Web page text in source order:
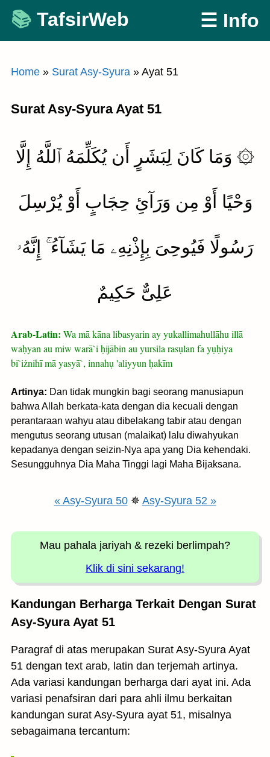
Skip
content
TafsirWeb ☰ Info
Home » Surat Asy-Syura » Ayat 51
Surat Asy-Syura Ayat 51
۞ وَمَا كَانَ لِبَشَرٍ أَن يُكَلِّمَهُ ٱللَّهُ إِلَّا
وَحْيًا أَوْ مِن وَرَآئِ حِجَابٍ أَوْ يُرْسِلَ
رَسُولًا فَيُوحِىَ بِإِذْنِهِۦ مَا يَشَآءُ ۚ إِنَّهُۥ
عَلِىٌّ حَكِيمٌ
Arab-Latin: Wa mā kāna libasyarin ay yukallimahullāhu illā
waḥyan au miw warā`i ḥijābin au yursila rasụlan fa yụḥiya
bi`iżnihī mā yasyā`, innahụ 'aliyyun ḥakīm
Artinya: Dan tidak mungkin bagi seorang manusiapun
bahwa Allah berkata-kata dengan dia kecuali dengan
perantaraan wahyu atau dibelakang tabir atau dengan
mengutus seorang utusan (malaikat) lalu diwahyukan
kepadanya dengan seizin-Nya apa yang Dia kehendaki.
Sesungguhnya Dia Maha Tinggi lagi Maha Bijaksana.
« Asy-Syura 50✵ Asy-Syura 52 »
Mau pahala jariyah & rezeki berlimpah?
Klik di sini sekarang!
Kandungan Berharga Terkait Dengan Surat
Asy-Syura Ayat 51
Paragraf di atas merupakan Surat Asy-Syura Ayat
51 dengan text arab, latin dan terjemah artinya.
Ada variasi kandungan berharga dari ayat ini. Ada
variasi penafsiran dari para ahli ilmu berkaitan
kandungan surat Asy-Syura ayat 51, misalnya
sebagaimana tercantum: